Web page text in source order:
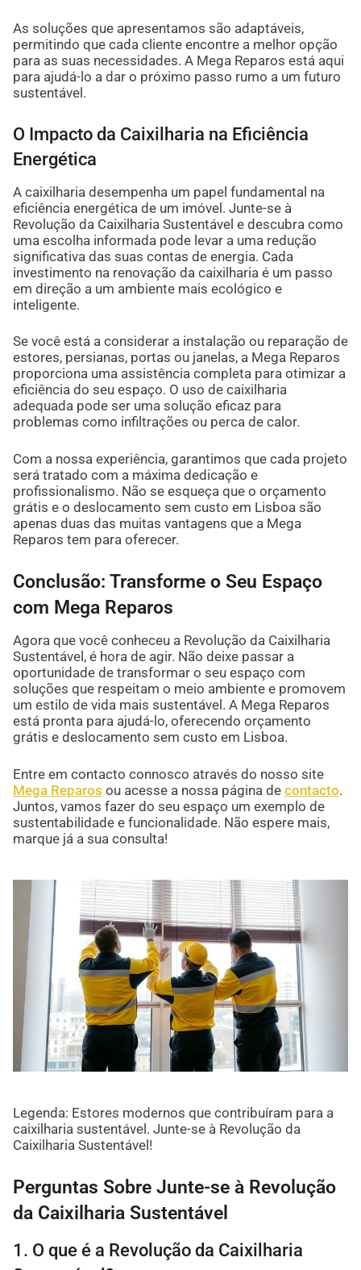
As soluções que apresentamos são adaptáveis,
permitindo que cada cliente encontre a melhor opção
para as suas necessidades. A Mega Reparos está aqui
para ajudá-lo a dar o próximo passo rumo a um futuro
sustentável.
O Impacto da Caixilharia na Eficiência
Energética
A caixilharia desempenha um papel fundamental na
eficiência energética de um imóvel. Junte-se à
Revolução da Caixilharia Sustentável e descubra como
uma escolha informada pode levar a uma redução
significativa das suas contas de energia. Cada
investimento na renovação da caixilharia é um passo
em direção a um ambiente mais ecológico e
inteligente.
Se você está a considerar a instalação ou reparação de
estores, persianas, portas ou janelas, a Mega Reparos
proporciona uma assistência completa para otimizar a
eficiência do seu espaço. O uso de caixilharia
adequada pode ser uma solução eficaz para
problemas como infiltrações ou perca de calor.
Com a nossa experiência, garantimos que cada projeto
será tratado com a máxima dedicação e
profissionalismo. Não se esqueça que o orçamento
grátis e o deslocamento sem custo em Lisboa são
apenas duas das muitas vantagens que a Mega
Reparos tem para oferecer.
Conclusão: Transforme o Seu Espaço
com Mega Reparos
Agora que você conheceu a Revolução da Caixilharia
Sustentável, é hora de agir. Não deixe passar a
oportunidade de transformar o seu espaço com
soluções que respeitam o meio ambiente e promovem
um estilo de vida mais sustentável. A Mega Reparos
está pronta para ajudá-lo, oferecendo orçamento
grátis e deslocamento sem custo em Lisboa.
Entre em contacto connosco através do nosso site
Mega Reparos ou acesse a nossa página de contacto.
Juntos, vamos fazer do seu espaço um exemplo de
sustentabilidade e funcionalidade. Não espere mais,
marque já a sua consulta!
Legenda: Estores modernos que contribuíram para a
caixilharia sustentável. Junte-se à Revolução da
Caixilharia Sustentável!
Perguntas Sobre Junte-se à Revolução
da Caixilharia Sustentável
1. O que é a Revolução da Caixilharia